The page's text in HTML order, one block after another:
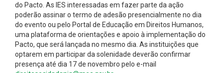
do Pacto. As IES interessadas em fazer parte da ação
poderão assinar o termo de adesão presencialmente no dia
do evento ou pelo Portal de Educação em Direitos Humanos,
uma plataforma de orientações e apoio à implementação do
Pacto, que será lançada no mesmo dia. As instituições que
optarem em participar da solenidade deverão confirmar
presença até dia 17 de novembro pelo e-mail